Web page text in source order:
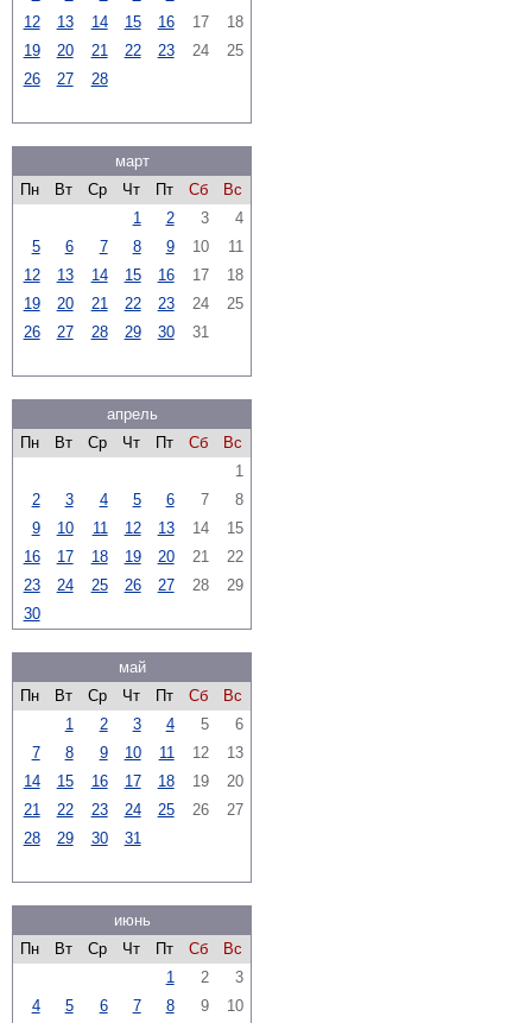
12
13 14 15 16 17
18
19
20 21 22 23 24
25
26
27 28
март
Пн
Вт Ср Чт Пт Сб
Вс
1
2 3
4
5
6 7 8 9 10
11
12
13 14 15 16 17
18
19
20 21 22 23 24
25
26
27 28 29 30 31
апрель
Пн
Вт Ср Чт Пт Сб
Вс
1
2
3 4 5 6 7
8
9
10 11 12 13 14
15
16
17 18 19 20 21
22
23
24 25 26 27 28
29
30
май
Пн
Вт Ср Чт Пт Сб
Вс
1
2 3 4 5
6
7
8 9 10 11 12
13
14
15 16 17 18 19
20
21
22 23 24 25 26
27
28
29 30 31
июнь
Пн
Вт Ср Чт Пт Сб
Вс
1
2
3
4
5 6 7 8 9
10